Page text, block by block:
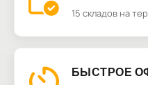
15 складов на
БЫСТРОЕ